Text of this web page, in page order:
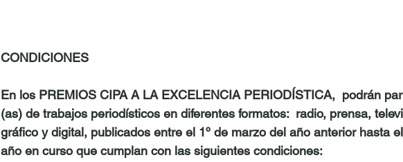
CONDICIONES
En los PREMIOS CIPA A LA EXCELENCIA PERIODÍSTICA, podrán
(as) de trabajos periodísticos en diferentes formatos:  radio, prensa,
gráfico y digital, publicados entre el 1º de marzo del año anterior hasta
año en curso que cumplan con las siguientes condiciones: